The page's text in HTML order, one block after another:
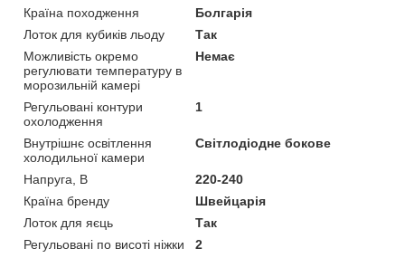
Країна походження
Болгарія
Лоток для кубиків льоду
Так
Можливість окремо
регулювати температуру в
морозильній камері
Немає
Регульовані контури
охолодження
1
Внутрішнє освітлення
холодильної камери
Світлодіодне бокове
Напруга, В
220-240
Країна бренду
Швейцарія
Лоток для яєць
Так
Регульовані по висоті ніжки
2